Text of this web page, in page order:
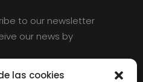
las cookies
to our newsletter
our news by